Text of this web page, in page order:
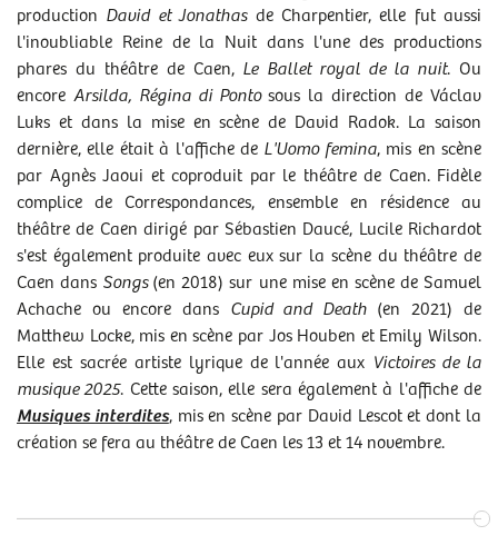
production David et Jonathasde Charpentier, elle fut aussi
l'inoubliable Reine de la Nuit dans l'une des productions
phares du théâtre de Caen, Le Ballet royal de la nuit. Ou
encore Arsilda, Régina di Pontosous la direction de Václav
Luks et dans la mise en scène de David Radok. La saison
dernière, elle était à l'affiche de L'Uomo femina, mis en scène
par Agnès Jaoui et coproduit par le théâtre de Caen. Fidèle
complice de Correspondances, ensemble en résidence au
théâtre de Caen dirigé par Sébastien Daucé, Lucile Richardot
s'est également produite avec eux sur la scène du théâtre de
Caen dans Songs (en 2018) sur une mise en scène de Samuel
Achache ou encore dans Cupid and Death (en 2021) de
Matthew Locke, mis en scène par Jos Houben et Emily Wilson.
Elle est sacrée artiste lyrique de l'année aux Victoires de la
musique 2025. Cette saison, elle sera également à l'affiche de
Musiques interdites, mis en scène par David Lescot et dont la
création se fera au théâtre de Caen les 13 et 14 novembre.